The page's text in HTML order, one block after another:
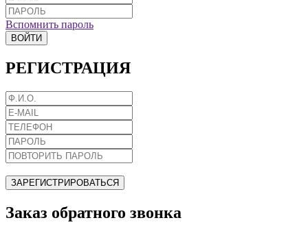
Вспомнить пароль
ВОЙТИ
РЕГИСТРАЦИЯ
ЗАРЕГИСТРИРОВАТЬСЯ
Заказ обратного звонка